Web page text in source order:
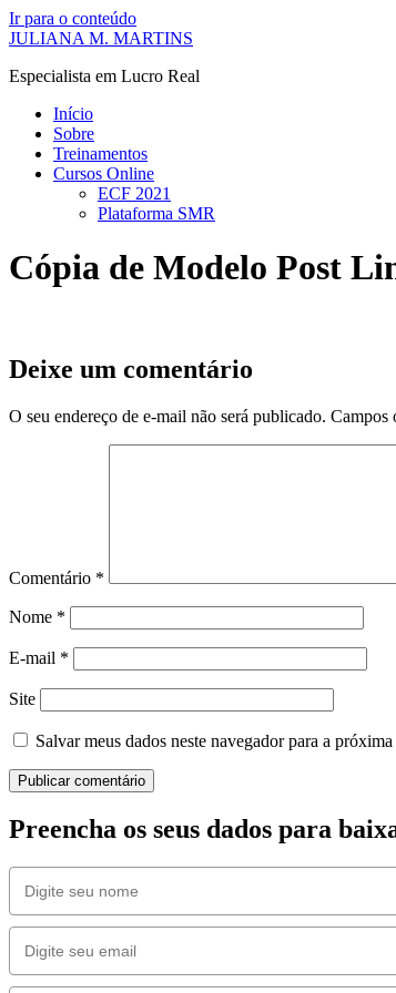
Ir para o conteúdo
JULIANA M. MARTINS
Especialista em Lucro Real
Início
Sobre
Treinamentos
Cursos Online
ECF 2021
Plataforma SMR
Cópia de Modelo Post
Deixe um comentário
O seu endereço de e-mail não será publicado. Campos
Comentário *
Nome *
E-mail *
Site
Salvar meus dados neste navegador para a
Preencha os seus dados para